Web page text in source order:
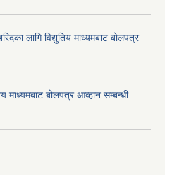
लागि विद्युतिय माध्यमबाट बोलपत्र
माध्यमबाट बोलपत्र आव्हान सम्बन्धी